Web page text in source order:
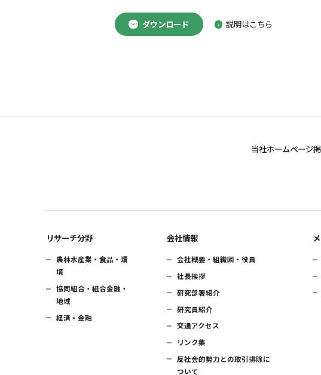
ダウンロード 説明はこちら
当社ホームページ
リサーチ分野
農林水産業・食品・環
境
協同組合・組合金融・
地域
経済・金融
会社情報
会社概要・組織図・役員
社長挨拶
研究部署紹介
研究員紹介
交通アクセス
リンク集
反社会的勢力との取引排除に
ついて